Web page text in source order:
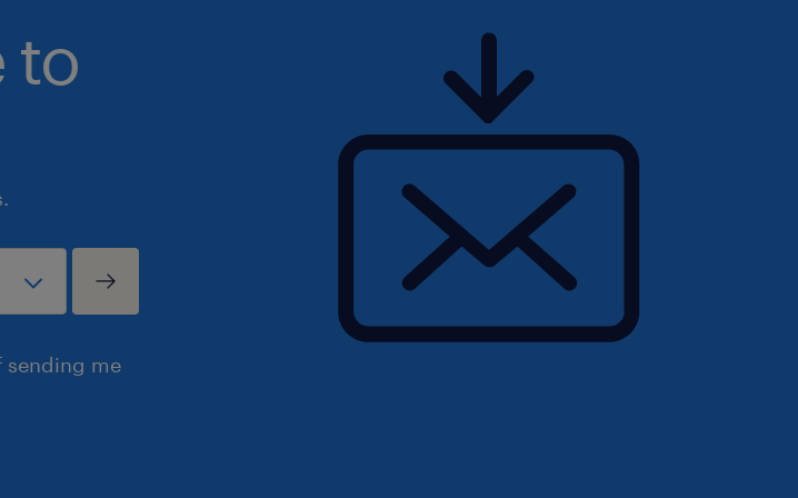
en situation de handicap (visible ou invisible), les
faisant partie des minorités visibles, les personnes
Canada s'engage à créer et à maintenir un milieu de
et accessible pour toutes les personnes
et employés en soutenant leurs besoins
et d'accommodation tout au long du cycle de
l'emploi. Nous demandons à toutes les personnes
d'emploi de bien vouloir identifier leurs besoins
d'accommodation en envoyant un courriel à
to
sending me